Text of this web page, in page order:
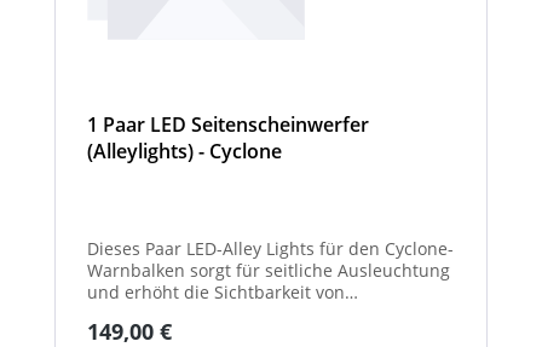
1 Paar LED Seitenscheinwerfer
(Alleylights) - Cyclone
Dieses Paar LED-Alley Lights für den Cyclone-
Warnbalken sorgt für seitliche Ausleuchtung
und erhöht die Sichtbarkeit von
Regulärer Preis:
149,00 €